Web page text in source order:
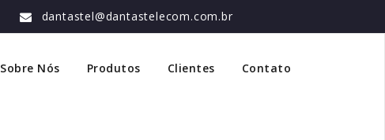
dantastel@dantastelecom.com.br
Sobre Nós Produtos Clientes Contato